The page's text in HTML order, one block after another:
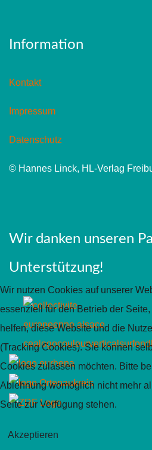
Information
Kontakt
Impressum
Datenschutz
© Hannes Linck, HL-Verlag
Wir danken unseren
Unterstützung!
Wir nutzen Cookies auf unserer
essenziell für den Betrieb der
helfen, diese Website und die
(Tracking Cookies). Sie können
Cookies zulassen möchten. Bitte
Ablehnung womöglich nicht mehr
Seite zur Verfügung stehen.
Akzeptieren